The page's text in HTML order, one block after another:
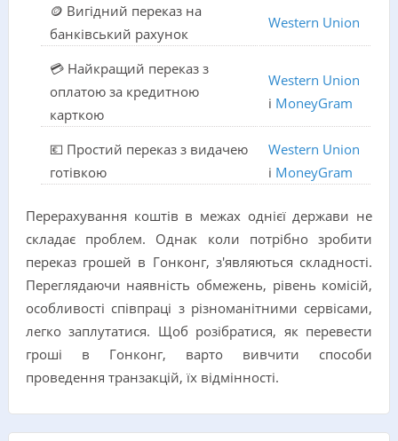
🪙 Вигідний переказ на
банківський рахунок
Western Union
💳 Найкращий переказ з
оплатою за кредитною
карткою
Western Union
і MoneyGram
💶 Простий переказ з видачею
готівкою
Western Union
і MoneyGram
Перерахування коштів в межах однієї держави не
складає проблем. Однак коли потрібно зробити
переказ грошей в Гонконг, з'являються складності.
Переглядаючи наявність обмежень, рівень комісій,
особливості співпраці з різноманітними сервісами,
легко заплутатися. Щоб розібратися, як перевести
гроші в Гонконг, варто вивчити способи
проведення транзакцій, їх відмінності.